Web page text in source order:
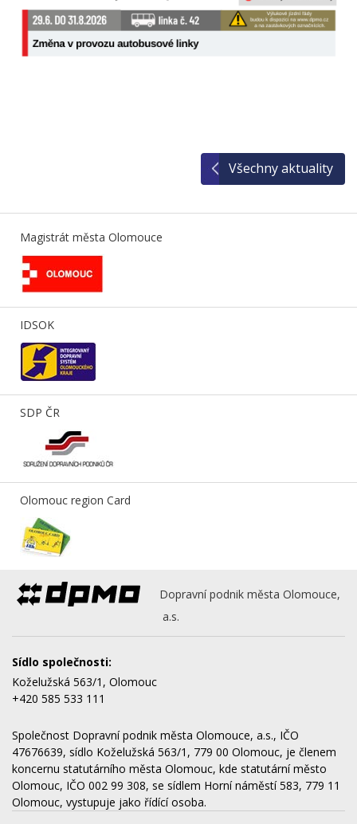
Všechny aktuality
Magistrát města Olomouce
IDSOK
SDP ČR
Olomouc region Card
Dopravní podnik města Olomouce,
a.s.
Sídlo společnosti:
Koželužská 563/1, Olomouc
+420 585 533 111
Společnost Dopravní podnik města Olomouce, a.s., IČO
47676639, sídlo Koželužská 563/1, 779 00 Olomouc, je členem
koncernu statutárního města Olomouc, kde statutární město
Olomouc, IČO 002 99 308, se sídlem Horní náměstí 583, 779 11
Olomouc, vystupuje jako řídící osoba.